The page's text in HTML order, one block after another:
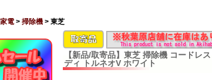
電 > 掃除機 > 東芝
【新品/取寄品】東芝 掃除機 コードレ
ディ トルネオV ホワイト